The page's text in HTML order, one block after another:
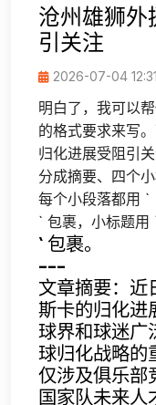
沧州雄狮
引关注
2026-07-04
明白了，我可以
的格式要求来写
归化进展受阻引
分成摘要、四个
每个小段落都用 `
` 包裹，小标题用
` 包裹。
---
文章摘要：近
斯卡的归化进
球界和球迷广
球归化战略的
仅涉及俱乐部
国家队未来人